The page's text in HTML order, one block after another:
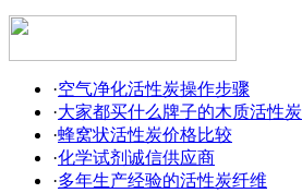
·空气净化活性炭操作步骤
·大家都买什么牌子的木质活性炭
·蜂窝状活性炭价格比较
·化学试剂诚信供应商
·多年生产经验的活性炭纤维